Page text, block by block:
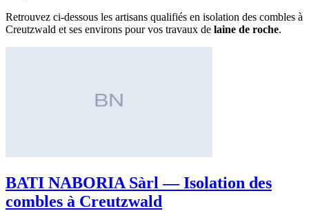
Retrouvez ci-dessous les artisans qualifiés en isolation des combles à
Creutzwald et ses environs pour vos travaux de laine de roche.
BATI NABORIA Sàrl — Isolation des
combles à Creutzwald